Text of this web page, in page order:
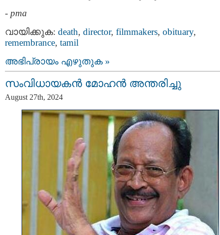
- pma
വായിക്കുക: death, director, filmmakers, obituary,
remembrance, tamil
അഭിപ്രായം എഴുതുക »
സംവിധായകൻ മോഹൻ അന്തരിച്ചു
August 27th, 2024